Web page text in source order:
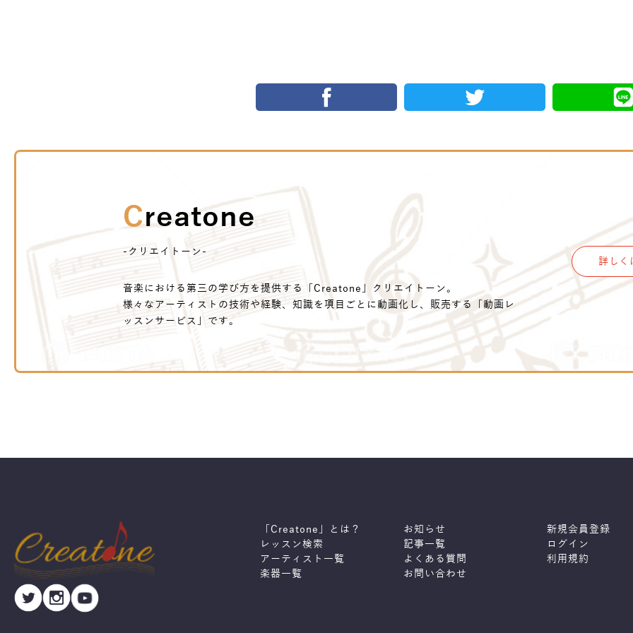
Creatone
-クリエイトーン-
音楽における第三の学び方を提供する「Creatone」クリエイトーン。
様々なアーティストの技術や経験、知識を項目ごとに動画化し、販売する「動画レ
ッスンサービス」です。
詳しく
「Creatone」とは？
レッスン検索
アーティスト一覧
楽器一覧
お知らせ
記事一覧
よくある質問
お問い合わせ
新規会員登録
ログイン
利用規約